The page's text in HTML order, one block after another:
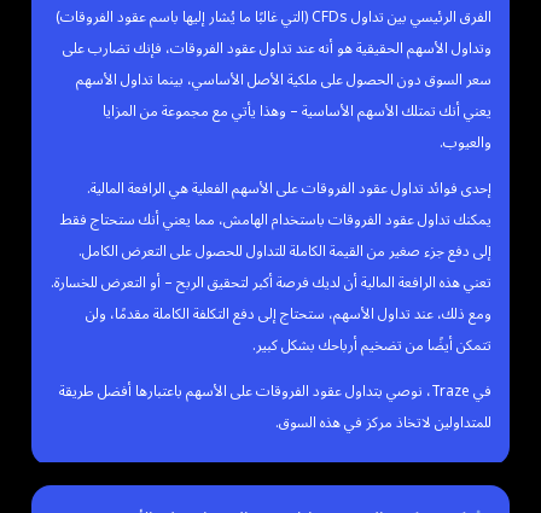
الفرق الرئيسي بين تداول CFDs (التي غالبًا ما يُشار إليها باسم عقود الفروقات)
وتداول الأسهم الحقيقية هو أنه عند تداول عقود الفروقات، فإنك تضارب على
سعر السوق دون الحصول على ملكية الأصل الأساسي، بينما تداول الأسهم
يعني أنك تمتلك الأسهم الأساسية – وهذا يأتي مع مجموعة من المزايا
والعيوب.
إحدى فوائد تداول عقود الفروقات على الأسهم الفعلية هي الرافعة المالية.
يمكنك تداول عقود الفروقات باستخدام الهامش، مما يعني أنك ستحتاج فقط
إلى دفع جزء صغير من القيمة الكاملة للتداول للحصول على التعرض الكامل.
تعني هذه الرافعة المالية أن لديك فرصة أكبر لتحقيق الربح – أو التعرض للخسارة.
ومع ذلك، عند تداول الأسهم، ستحتاج إلى دفع التكلفة الكاملة مقدمًا، ولن
تتمكن أيضًا من تضخيم أرباحك بشكل كبير.
في Traze، نوصي بتداول عقود الفروقات على الأسهم باعتبارها أفضل طريقة
للمتداولين لاتخاذ مركز في هذه السوق.